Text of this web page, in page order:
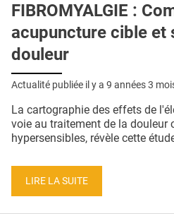
E-REVUE SAD
THÉMA
L'APP
PUBLICITÉ
CONTACT
FIBROMYALGIE :
acupuncture cible et
douleur
Actualité publiée il y a 9 années 3
La cartographie des effets de
voie au traitement de la douleur
hypersensibles, révèle cette
LIRE LA SUITE